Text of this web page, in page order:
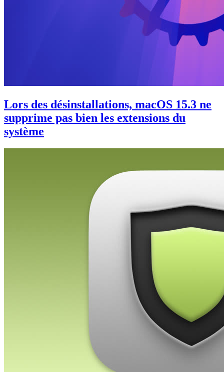
Lors des désinstallations, macOS 15.3 ne
supprime pas bien les extensions du
système